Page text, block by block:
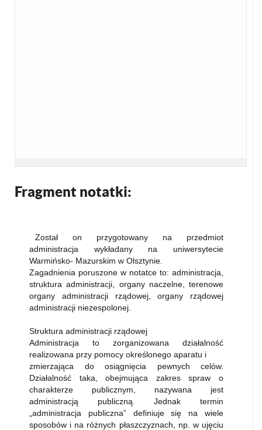
Fragment notatki:
Został on przygotowany na przedmiot
administracja wykładany na uniwersytecie
Warmińsko- Mazurskim w Olsztynie.
Zagadnienia poruszone w notatce to: administracja,
struktura administracji, organy naczelne, terenowe
organy administracji rządowej, organy rządowej
administracji niezespolonej.
Struktura administracji rządowej
Administracja to zorganizowana działalność
realizowana przy pomocy określonego aparatu i
zmierzająca do osiągnięcia pewnych celów.
Działalność taka, obejmująca zakres spraw o
charakterze publicznym, nazywana jest
administracją publiczną. Jednak termin
„administracja publiczna” definiuje się na wiele
sposobów i na różnych płaszczyznach, np. w ujęciu